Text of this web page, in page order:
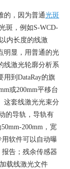
的，因为普通光斑
斑，例如S-WCD-
内长度的线激
明显，用普通的光
线激光轮廓分析系
用到 DataRay的旗
或200mm平移台
这套线激光光束分
的导轨，导轨有
50mm-200mm，宽
软件可以自动曝
报告；残余传感器
载线激光文件